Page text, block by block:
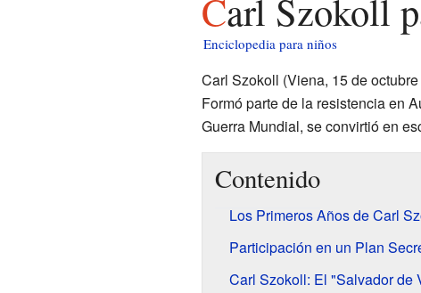
Carl Szokoll
Enciclopedia para niños
Carl Szokoll (Viena, 15 de
Formó parte de la resistencia en
Guerra Mundial, se convirtió en
Contenido
Los Primeros Años de Carl
Participación en un Plan
Carl Szokoll: El "Salvador de